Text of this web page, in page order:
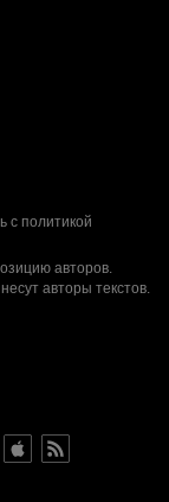
с политикой
авторов.
авторы текстов.